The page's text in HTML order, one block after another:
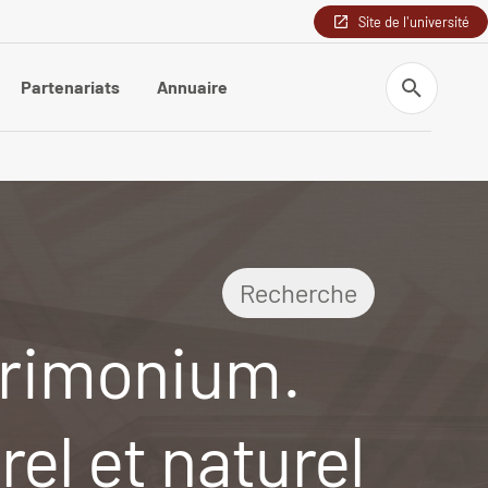
Site de l'université
Partenariats Annuaire
Recherche
Recherche
et naturel